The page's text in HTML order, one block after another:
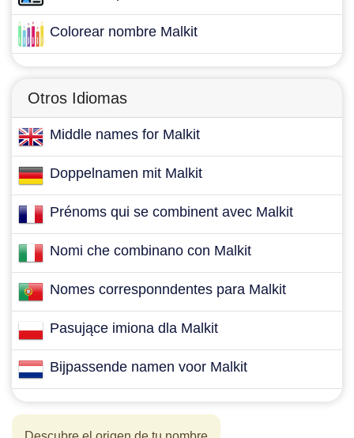
Colorear nombre Malkit
Otros Idiomas
Middle names for Malkit
Doppelnamen mit Malkit
Prénoms qui se combinent avec Malkit
Nomi che combinano con Malkit
Nomes corresponndentes para Malkit
Pasujące imiona dla Malkit
Bijpassende namen voor Malkit